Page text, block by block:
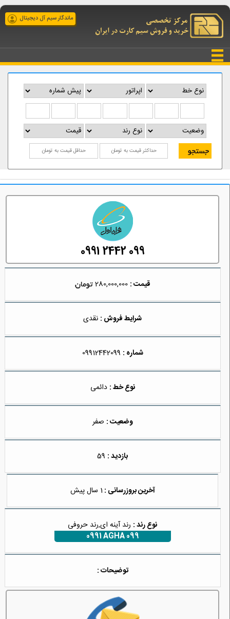
ماندگار سیم آل دیجیتال
0991 2442 099
قیمت : 280,000,000
شرایط فروش : نقدی
شماره : 09912442099
نوع خط : دائمی
وضعیت : صفر
بازدید :
آخرین بروزرسانی : 1 سال پیش
نوع رند : رند آینه ای,رند حروفی
0991 AGHA 099
توضیحات :